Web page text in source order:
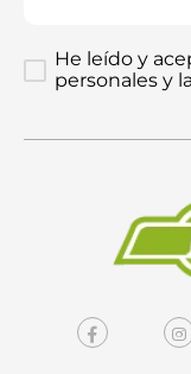
He leído y
personales y